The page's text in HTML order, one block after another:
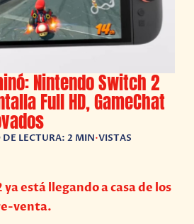
Nintendo Switch 2
Full HD, GameChat
LECTURA: 2 MIN•VISTAS
está llegando a casa de los
venta.